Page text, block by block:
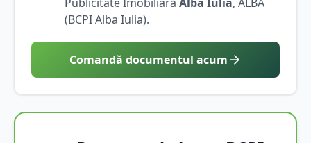
(BCPIAlba Iulia).
Comandă documentul acum